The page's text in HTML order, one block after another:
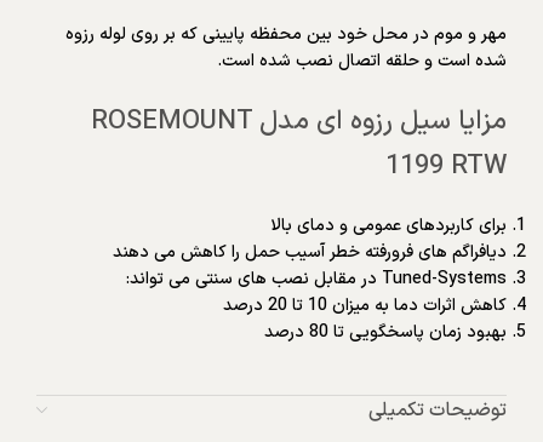
مهر و موم در محل خود بین محفظه پایینی که بر روی لوله رزوه
شده است و حلقه اتصال نصب شده است.
مزایا سیل رزوه ای مدل ROSEMOUNT
1199 RTW
برای کاربردهای عمومی و دمای بالا
دیافراگم های فرورفته خطر آسیب حمل را کاهش می دهند
Tuned-Systems در مقابل نصب های سنتی می تواند:
کاهش اثرات دما به میزان 10 تا 20 درصد
بهبود زمان پاسخگویی تا 80 درصد
توضیحات تکمیلی